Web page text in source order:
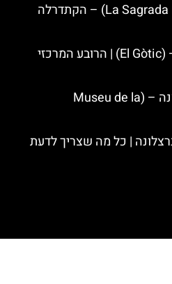
סגרדה פמיליה (La Sagrada Família) – הקתדרלה
הרובע הגותי בברצלונה – (El Gòtic) | הרובע המרכזי
מוזיאון השוקולד בברצלונה – (Museu de la
| כל מה שצריך לדעת